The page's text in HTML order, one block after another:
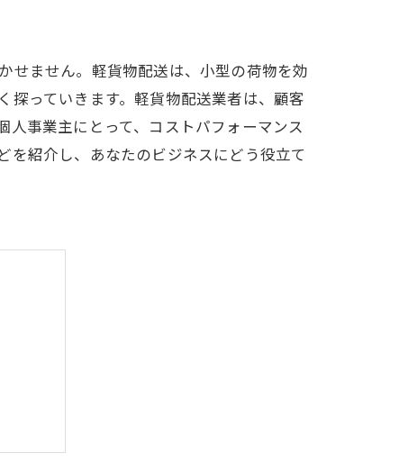
せません。軽貨物配送は、小型の荷物を効
探っていきます。軽貨物配送業者は、顧客
事業主にとって、コストパフォーマンス
を紹介し、あなたのビジネスにどう役立て
ト